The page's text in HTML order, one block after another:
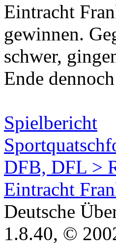
Eintracht
gewinnen.
schwer,
Ende
Spielbericht
DFB, DFL >
Eintracht
Deutsche
1.8.40, ©